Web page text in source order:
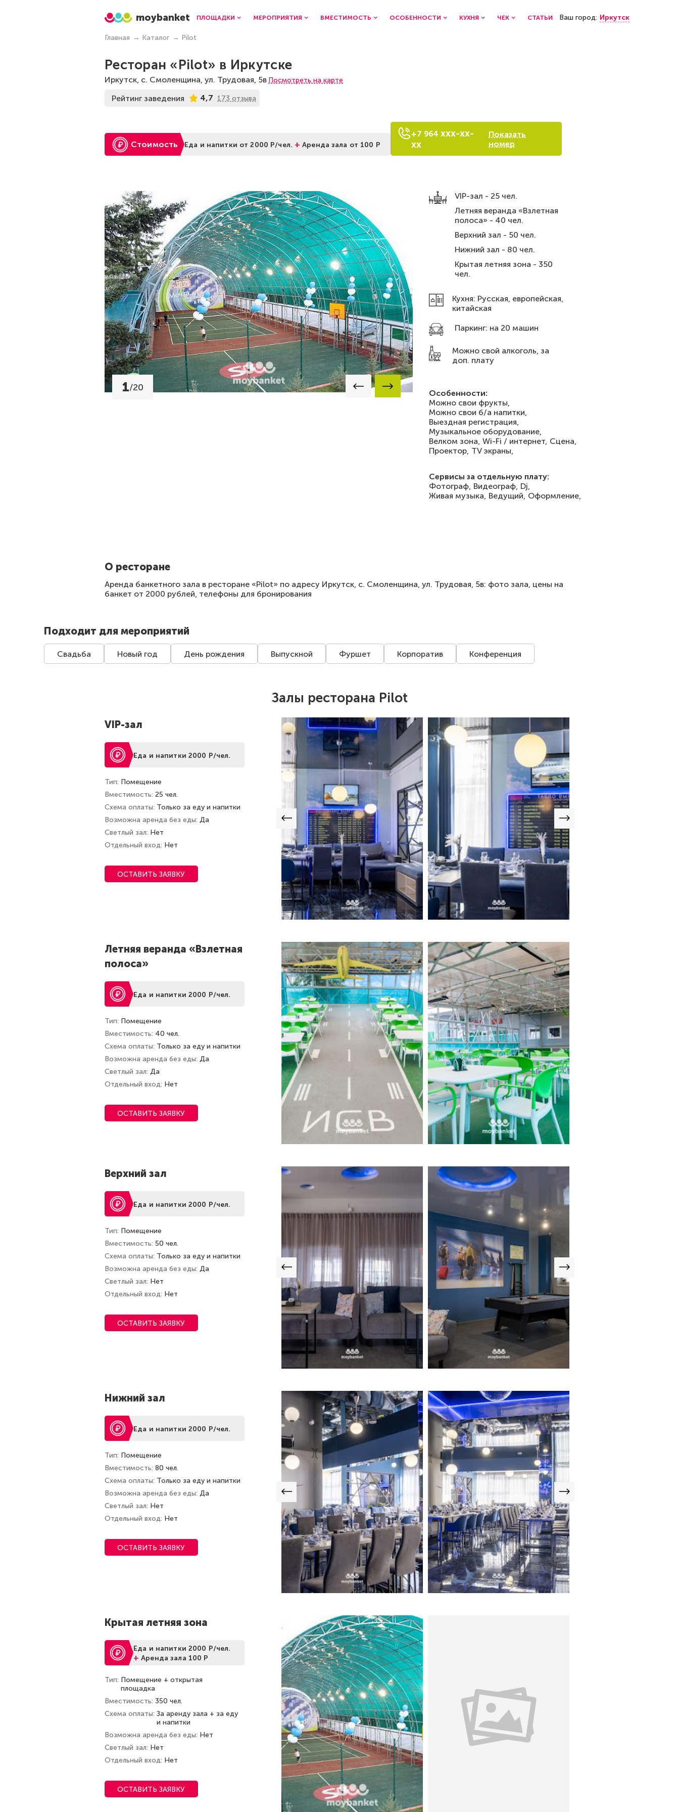
moybanket ПЛОЩАДКИ МЕРОПРИЯТИЯ ВМЕСТИМОСТЬ ОСОБЕННОСТИ КУХНЯ ЧЕК СТАТЬИ Ваш город: Иркутск
Главная Каталог Pilot
Ресторан «Pilot» в Иркутске
Иркутск, с. Смоленщина, ул. Трудовая, 5в Посмотреть на карте
Рейтинг заведения 4,7 173 отзыва
Стоимость Еда и напитки от 2000 Р/чел. + Аренда зала от 100 Р
+7 964 xxx-xx-
xx
Показать
номер
VIP-зал - 25 чел.
Летняя веранда «Взлетная
полоса» - 40 чел.
Верхний зал - 50 чел.
Нижний зал - 80 чел.
Крытая летняя зона - 350
чел.
Кухня: Русская, европейская,
китайская
Паркинг: на 20 машин
Можно свой алкоголь, за
доп. плату
Особенности:
Можно свои фрукты,
Можно свои б/а напитки,
Выездная регистрация,
Музыкальное оборудование,
Велком зона, Wi-Fi / интернет, Сцена,
Проектор, TV экраны,
Сервисы за отдельную плату:
Фотограф, Видеограф, Dj,
Живая музыка, Ведущий, Оформление,
1/20
О ресторане
Аренда банкетного зала в ресторане «Pilot» по адресу Иркутск, с. Смоленщина, ул. Трудовая, 5в: фото зала, цены на
банкет от 2000 рублей, телефоны для бронирования
Подходит для мероприятий
Свадьба Новый год День рождения Выпускной Фуршет Корпоратив Конференция
Залы ресторана Pilot
VIP-зал
Еда и напитки 2000 Р/чел.
Тип Помещение
Вместимость 25 чел.
Схема оплаты Только за еду и напитки
Возможна аренда без еды Да
Светлый зал Нет
Отдельный вход Нет
ОСТАВИТЬ ЗАЯВКУ
Летняя веранда «Взлетная
полоса»
Еда и напитки 2000 Р/чел.
Тип Помещение
Вместимость 40 чел.
Схема оплаты Только за еду и напитки
Возможна аренда без еды Да
Светлый зал Да
Отдельный вход Нет
ОСТАВИТЬ ЗАЯВКУ
Верхний зал
Еда и напитки 2000 Р/чел.
Тип Помещение
Вместимость 50 чел.
Схема оплаты Только за еду и напитки
Возможна аренда без еды Да
Светлый зал Нет
Отдельный вход Нет
ОСТАВИТЬ ЗАЯВКУ
Нижний зал
Еда и напитки 2000 Р/чел.
Тип Помещение
Вместимость 80 чел.
Схема оплаты Только за еду и напитки
Возможна аренда без еды Да
Светлый зал Нет
Отдельный вход Нет
ОСТАВИТЬ ЗАЯВКУ
Крытая летняя зона
Еда и напитки 2000 Р/чел.
+ Аренда зала 100 Р
Тип Помещение + открытая
площадка
Вместимость 350 чел.
Схема оплаты За аренду зала + за еду
и напитки
Возможна аренда без еды Нет
Светлый зал Нет
Отдельный вход Нет
ОСТАВИТЬ ЗАЯВКУ